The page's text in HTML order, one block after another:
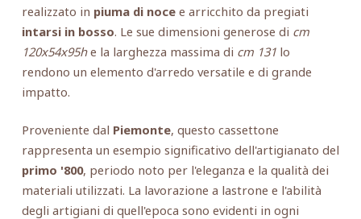
realizzato in piuma di nocee arricchito da pregiati
intarsi in bosso. Le sue dimensioni generose di cm
120x54x95he la larghezza massima di cm 131lo
rendono un elemento d'arredo versatile e di grande
impatto.
Proveniente dal Piemonte, questo cassettone
rappresenta un esempio significativo dell'artigianato del
primo '800, periodo noto per l'eleganza e la qualità dei
materiali utilizzati. La lavorazione a lastrone e l'abilità
degli artigiani di quell'epoca sono evidenti in ogni